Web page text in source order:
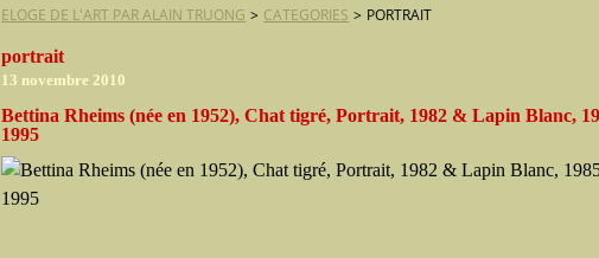
ELOGE DE L'ART PAR ALAIN TRUONG > CATEGORIES > PORTRAIT
portrait
13 novembre 2010
Bettina Rheims (née en 1952), Chat tigré, Portrait, 1982 & Lapin Blanc,
1995